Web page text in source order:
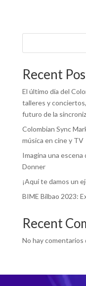
Recent
El último día del
talleres y
futuro de la
Colombian Sync
música en cine y TV
Imagina una escena
Donner
¡Aquí te damos un
BIME Bilbao 2023:
Recent
No hay comentarios